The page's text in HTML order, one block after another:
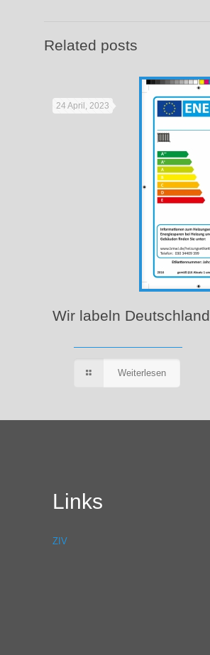
Related posts
24 April, 2023
Wir labeln Deutschland
Weiterlesen
Links
ZIV